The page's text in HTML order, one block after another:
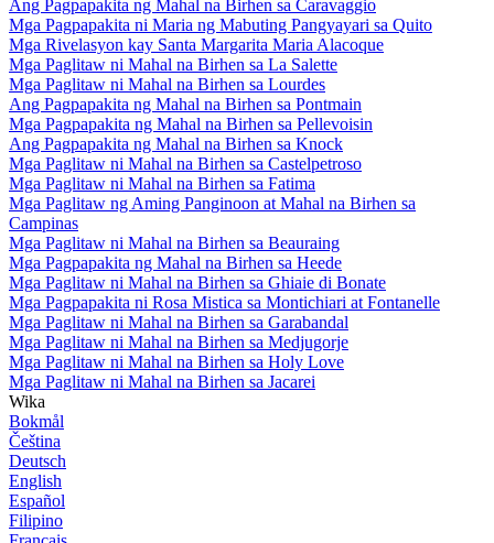
Ang Pagpapakita ng Mahal na Birhen sa Caravaggio
Mga Pagpapakita ni Maria ng Mabuting Pangyayari sa Quito
Mga Rivelasyon kay Santa Margarita Maria Alacoque
Mga Paglitaw ni Mahal na Birhen sa La Salette
Mga Paglitaw ni Mahal na Birhen sa Lourdes
Ang Pagpapakita ng Mahal na Birhen sa Pontmain
Mga Pagpapakita ng Mahal na Birhen sa Pellevoisin
Ang Pagpapakita ng Mahal na Birhen sa Knock
Mga Paglitaw ni Mahal na Birhen sa Castelpetroso
Mga Paglitaw ni Mahal na Birhen sa Fatima
Mga Paglitaw ng Aming Panginoon at Mahal na Birhen sa
Campinas
Mga Paglitaw ni Mahal na Birhen sa Beauraing
Mga Pagpapakita ng Mahal na Birhen sa Heede
Mga Paglitaw ni Mahal na Birhen sa Ghiaie di Bonate
Mga Pagpapakita ni Rosa Mistica sa Montichiari at Fontanelle
Mga Paglitaw ni Mahal na Birhen sa Garabandal
Mga Paglitaw ni Mahal na Birhen sa Medjugorje
Mga Paglitaw ni Mahal na Birhen sa Holy Love
Mga Paglitaw ni Mahal na Birhen sa Jacarei
Wika
Bokmål
Čeština
Deutsch
English
Español
Filipino